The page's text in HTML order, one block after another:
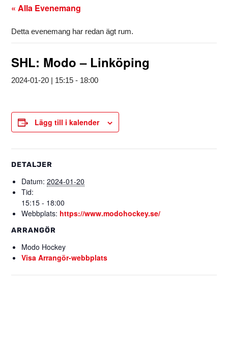
« Alla Evenemang
Detta evenemang har redan ägt rum.
SHL: Modo – Linköping
2024-01-20 | 15:15 - 18:00
Lägg till i kalender
DETALJER
Datum: 2024-01-20
Tid:
15:15 - 18:00
Webbplats: https://www.modohockey.se/
ARRANGÖR
Modo Hockey
Visa Arrangör-webbplats